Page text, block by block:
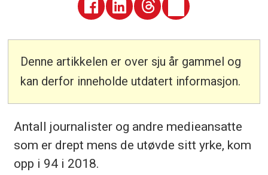
Denne artikkelen er over sju år gammel og
kan derfor inneholde utdatert informasjon.
Antall journalister og andre medieansatte
som er drept mens de utøvde sitt yrke, kom
opp i 94 i 2018.